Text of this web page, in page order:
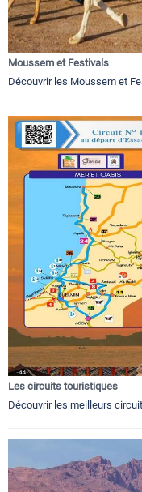
Moussem et Festivals
Découvrir les Moussem et
Les circuits touristiques
Découvrir les meilleurs